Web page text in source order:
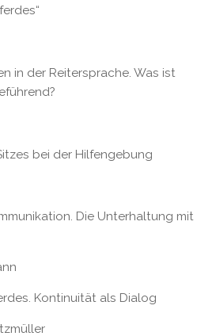
in der Reitersprache. Was ist
bei der Hilfengebung
Die Unterhaltung mit
Kontinuität als Dialog